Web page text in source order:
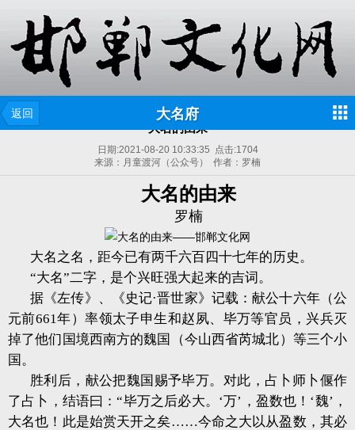
返回 大名府
大名的由来
日期:2021-08-20 10:33:35 点击:1704
来源：月童渡河（公众号） 作者：罗楠
大名的由来
罗楠
大名之名，距今已有两千六百四十七年的历史。
“大名”二字，是个兴旺强大起来的吉词。
据《左传》、《史记·晋世家》记载：献公十六年（公
元前661年）率领太子申生和赵夙、毕万等官员，兴兵灭
掉了他们国境西南方的魏国（今山西省芮城北）等三个小
国。
胜利后，献公把魏国赐予毕万。对此，占卜师卜偃作
了占卜，结语曰：“毕万之后必大。‘万’，盈数也！‘魏’，
大名也！此是始赏天开之矣……今命之大以从盈数，其必